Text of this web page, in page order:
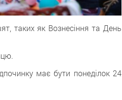
таких як Вознесіння та День
має бути понеділок 24